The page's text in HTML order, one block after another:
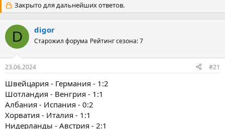
т
о
р
т
е
м
ы
т
а
ч
л
Закрыто для дальнейших ответов.
D digor
Старожил форума Рейтинг сезона: 7
23.06.2024 #21
Швейцария - Германия - 1:2
Шотландия - Венгрия - 1:1
Албания - Испания - 0:2
Хорватия - Италия - 1:1
Нидерланды - Австрия - 2:1